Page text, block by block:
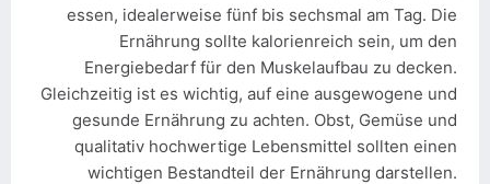
essen, idealerweise fünf bis sechsmal am Tag. Die
Ernährung sollte kalorienreich sein, um den
Energiebedarf für den Muskelaufbau zu decken.
Gleichzeitig ist es wichtig, auf eine ausgewogene und
gesunde Ernährung zu achten. Obst, Gemüse und
qualitativ hochwertige Lebensmittel sollten einen
wichtigen Bestandteil der Ernährung darstellen.